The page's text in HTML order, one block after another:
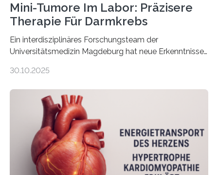
Mini-Tumore Im Labor: Präzisere
Therapie Für Darmkrebs
Ein interdisziplinäres Forschungsteam der
Universitätsmedizin Magdeburg hat neue Erkenntnisse
behandelt werden kann. In ihrer aktuellen Studie,
Oncology, zeigen die Forschenden, dass Mini-Tumore
aus Gewebe von Patientinnen und Patienten –
sogenannte Organoide – genutzt werden können, um
vorab zu prüfen, welche Medikamente am besten
wirken. Dabei wurde ein Eiweiß identifiziert, das künftig
als Biomarker für die Wahl der passenden Therapie
dienen könnte. Darmkrebs zählt weltweit zu den
30.10.2025